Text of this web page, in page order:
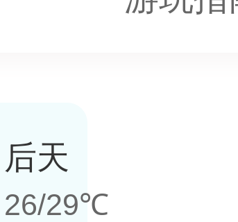
后天
26/29℃